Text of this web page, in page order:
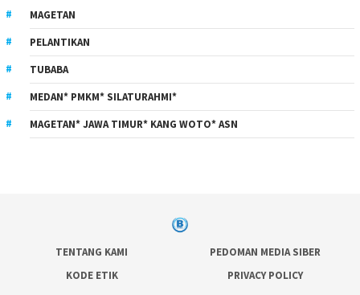
MAGETAN
PELANTIKAN
TUBABA
MEDAN* PMKM* SILATURAHMI*
MAGETAN* JAWA TIMUR* KANG WOTO* ASN
TENTANG KAMI
PEDOMAN MEDIA SIBER
KODE ETIK
PRIVACY POLICY